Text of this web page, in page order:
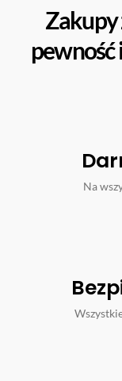
Zakupy
pewność
Na